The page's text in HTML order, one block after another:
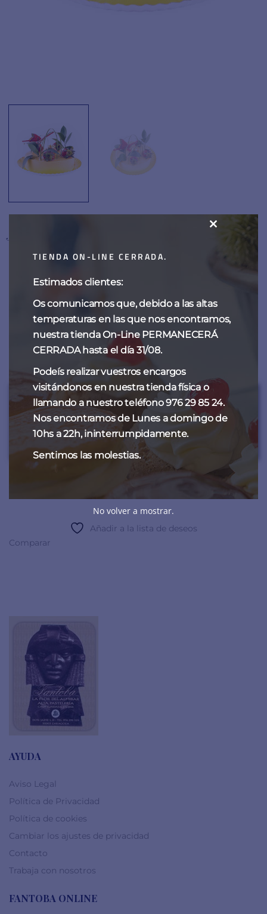
Tarta elaborada con una base de bizcocho y crema de
naranjas
La elaboración más cuidada y los mejores ingredientes.
Variedades para todos los gustos con la presentación más
atractiva.
No se realizan envíos de tartas,sólo recogida en tienda
Para más variedad, tamaños y decoración consultar
con la Pastelería Fantoba de Zaragoza.
976 298 524
La presentación de las tartas se puede personalizar según la
Añadir a la lista de deseos
Comparar
AYUDA
Aviso Legal
Política de Privacidad
Política de cookies
Cambiar los ajustes de privacidad
Contacto
Trabaja con nosotros
FANTOBA ONLINE
TIENDA ON-LINE CERRADA.
Estimados clientes:
Os comunicamos que, debido a las altas
temperaturas en las que nos encontramos,
nuestra tienda On-Line PERMANECERÁ
CERRADA hasta el día 31/08.
Podeís realizar vuestros encargos
visitándonos en nuestra tienda física o
llamando a nuestro teléfono 976 29 85 24.
Nos encontramos de Lunes a domingo de
10hs a 22h, ininterrumpidamente.
Sentimos las molestias.
No volver a mostrar.